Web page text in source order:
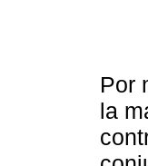
Por
la